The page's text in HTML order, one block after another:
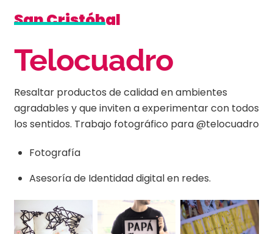
San Cristóbal
Telocuadro
Resaltar productos de calidad en ambientes
agradables y que inviten a experimentar con todos
los sentidos. Trabajo fotográfico para @telocuadro
Fotografía
Asesoría de Identidad digital en redes.